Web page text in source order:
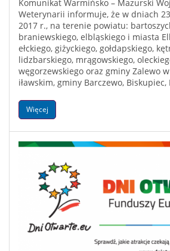
Komunikat Warmińsko – Mazurski
Weterynarii informuje, że w dniach
2017 r., na terenie powiatu:
braniewskiego, elbląskiego i miasta
ełckiego, giżyckiego, gołdapskiego,
lidzbarskiego, mrągowskiego,
węgorzewskiego oraz gminy Zalewo
iławskim, gminy Barczewo, Biskupiec,
Więcej